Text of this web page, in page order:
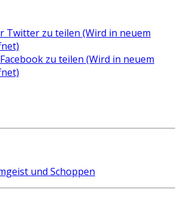
Twitter zu teilen (Wird in neuem
zu teilen (Wird in neuem
und Schoppen